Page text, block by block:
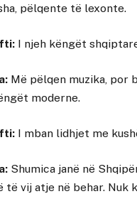
pëlqente të lexonte.
I njeh këngët
Më pëlqen muzika, por
moderne.
I mban lidhjet me
Shumica janë në
të vij atje në behar. Nuk